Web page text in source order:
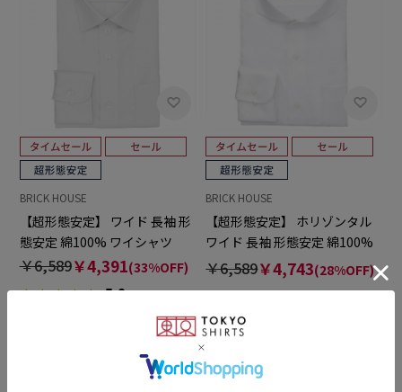
BRICK HOUSE
【超形態安定】 ワイド 長袖 形
態安定 綿100% ワイシャツ
￥6,589￥4,391(33%OFF)
5.0（6）
BRICK HOUSE
【超形態安定】 ホリゾンタル
ワイド 長袖 形態安定 綿100%
ワイシャツ
￥6,589￥4,743(28%OFF)
4.8